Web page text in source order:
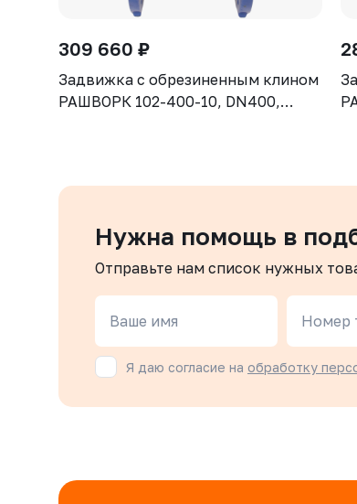
309 660 ₽
Задвижка с обрезиненным клином
РАШВОРК 102-400-10, DN400,
Нужна помощь в
Отправьте нам список нужных
Ваше имя Номер
Я даю согласие на обработку